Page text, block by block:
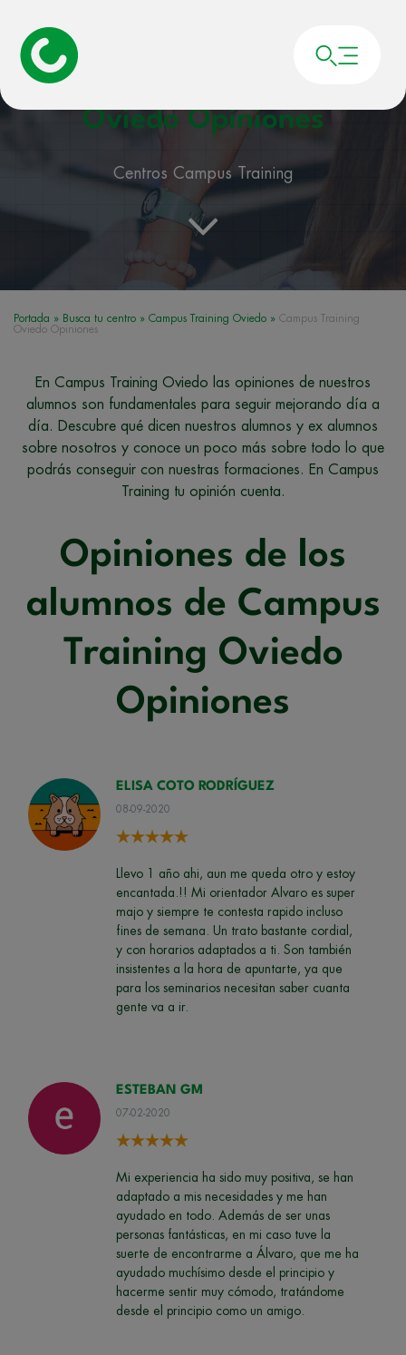
Oviedo Opiniones
Centros Campus Training
Portada » Busca tu centro » Campus Training Oviedo » Campus Training
Oviedo Opiniones
En Campus Training Oviedo las opiniones de nuestros
alumnos son fundamentales para seguir mejorando día a
día. Descubre qué dicen nuestros alumnos y ex alumnos
sobre nosotros y conoce un poco más sobre todo lo que
podrás conseguir con nuestras formaciones. En Campus
Training tu opinión cuenta.
Opiniones de los
alumnos de Campus
Training Oviedo
Opiniones
ELISA COTO RODRÍGUEZ
08-09-2020
Llevo 1 año ahi, aun me queda otro y estoy
encantada.!! Mi orientador Alvaro es super
majo y siempre te contesta rapido incluso
fines de semana. Un trato bastante cordial,
y con horarios adaptados a ti. Son también
insistentes a la hora de apuntarte, ya que
para los seminarios necesitan saber cuanta
gente va a ir.
ESTEBAN GM
07-02-2020
Mi experiencia ha sido muy positiva, se han
adaptado a mis necesidades y me han
ayudado en todo. Además de ser unas
personas fantásticas, en mi caso tuve la
suerte de encontrarme a Álvaro, que me ha
ayudado muchísimo desde el principio y
hacerme sentir muy cómodo, tratándome
desde el principio como un amigo.